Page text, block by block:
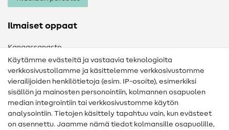
Ilmaiset oppaat
Kangassanasto
Ompelusanasto
Ompeluohjeet
Apua ja yhteystiedot
Yhteystiedot
Käytämme evästeitä ja vastaavia teknologioita
verkkosivustollamme ja käsittelemme verkkosivustomme
vierailijoiden henkilötietoja (esim. IP-osoite), esimerkiksi
sisällön ja mainosten personointiin, kolmannen osapuolen
median integrointiin tai verkkosivustomme käytön
analysointiin. Tietojen käsittely tapahtuu vain, kun evästeet
on asennettu. Jaamme nämä tiedot kolmansille osapuolille,